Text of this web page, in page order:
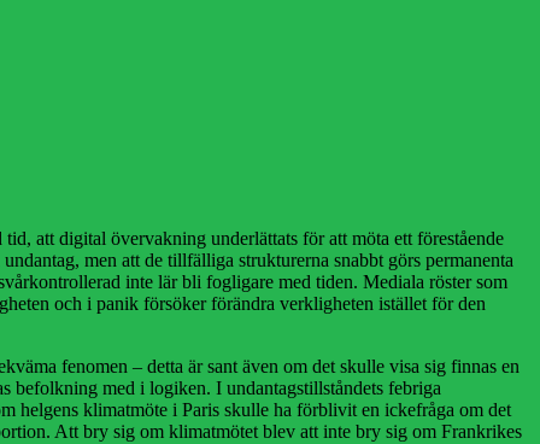
att digital övervakning underlättats för att möta ett förestående
men att de tillfälliga strukturerna snabbt görs permanenta
inte lär bli fogligare med tiden. Mediala röster som
och i panik försöker förändra verkligheten istället för den
fenomen – detta är sant även om det skulle visa sig finnas en
befolkning med i logiken. I undantagstillståndets febriga
helgens klimatmöte i Paris skulle ha förblivit en ickefråga om det
Att bry sig om klimatmötet blev att inte bry sig om Frankrikes